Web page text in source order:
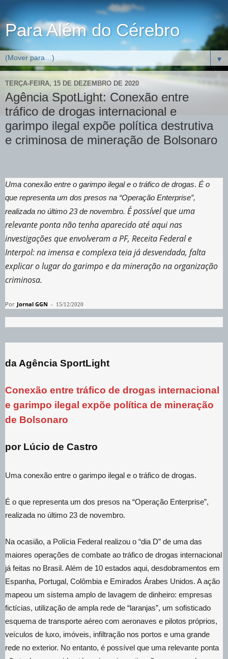
Para Além do Cérebro
▼
TERÇA-FEIRA, 15 DE DEZEMBRO DE 2020
Agência SpotLight: Conexão entre
tráfico de drogas internacional e
garimpo ilegal expõe política destrutiva
e criminosa de mineração de Bolsonaro
Uma conexão entre o garimpo ilegal e o tráfico de drogas. É o
que representa um dos presos na “Operação Enterprise”,
realizada no último 23 de novembro. É possível que uma
relevante ponta não tenha aparecido até aqui nas
investigações que envolveram a PF, Receita Federal e
Interpol: na imensa e complexa teia já desvendada, falta
explicar o lugar do garimpo e da mineração na organização
criminosa.
Por Jornal GGN - 15/12/2020
da Agência SportLight
Conexão entre tráfico de drogas internacional
e garimpo ilegal expõe política de mineração
de Bolsonaro
por Lúcio de Castro
Uma conexão entre o garimpo ilegal e o tráfico de drogas.
É o que representa um dos presos na “Operação Enterprise”,
realizada no último 23 de novembro.
Na ocasião, a Polícia Federal realizou o “dia D” de uma das
maiores operações de combate ao tráfico de drogas internacional
já feitas no Brasil. Além de 10 estados aqui, desdobramentos em
Espanha, Portugal, Colômbia e Emirados Árabes Unidos. A ação
mapeou um sistema amplo de lavagem de dinheiro: empresas
fictícias, utilização de ampla rede de “laranjas”, um sofisticado
esquema de transporte aéreo com aeronaves e pilotos próprios,
veículos de luxo, imóveis, infiltração nos portos e uma grande
rede no exterior. No entanto, é possível que uma relevante ponta